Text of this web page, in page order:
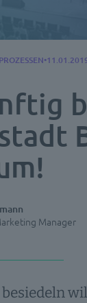
Manager